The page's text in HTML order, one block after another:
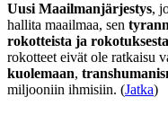
Uusi Maailmanjärjestys,
hallita maailmaa, sen
rokotteista ja
rokotteet eivät ole ratkaisu
kuolemaan,
miljooniin ihmisiin. (Jatka)